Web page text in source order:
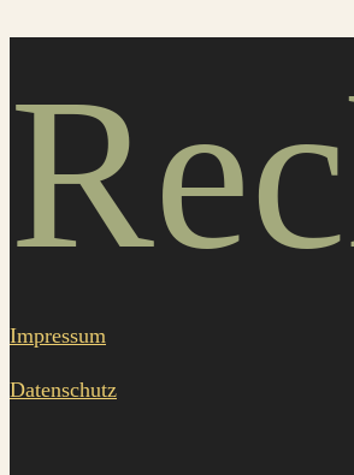
Impressum
Datenschutz